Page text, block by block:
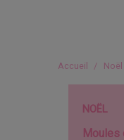
Accueil Noël
NOËL
Moules